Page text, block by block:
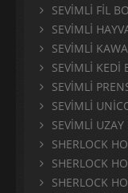
SEVİMLİ FİL
SEVİMLİ
SEVİMLİ
SEVİMLİ KEDİ
SEVİMLİ
SEVİMLİ
SEVİMLİ
SHERLOCK
SHERLOCK
SHERLOCK